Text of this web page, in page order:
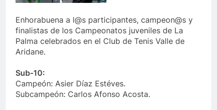
Enhorabuena a l@s participantes, campeon@s y
finalistas de los Campeonatos juveniles de La
Palma celebrados en el Club de Tenis Valle de
Aridane.
Sub-10:
Campeón: Asier Díaz Estéves.
Subcampeón: Carlos Afonso Acosta.